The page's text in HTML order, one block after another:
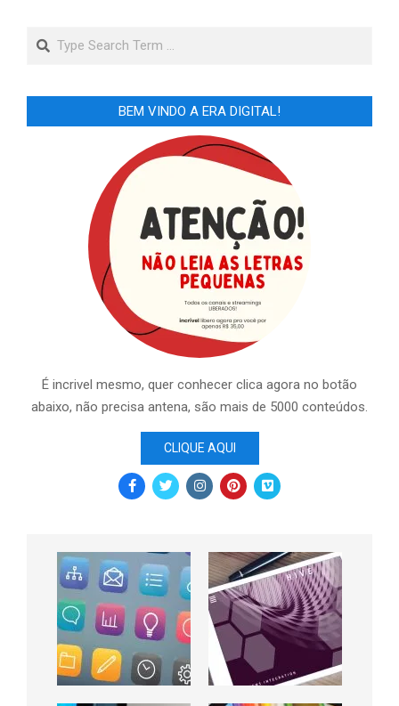
BEM VINDO A ERA DIGITAL!
É incrivel mesmo, quer conhecer clica agora no botão
abaixo, não precisa antena, são mais de 5000 conteúdos.
CLIQUE AQUI